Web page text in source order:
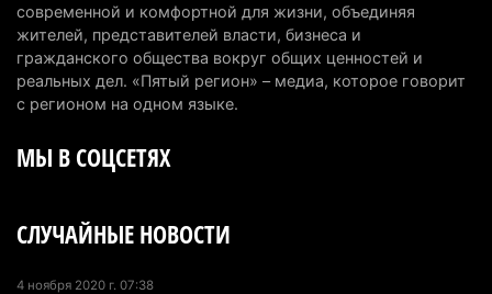
Солдат-срочник выпал из окна четвертого этажа
казармы в Конаеве
3 августа 2026 г. 18:08 166
природу Алматинской области
Кыргызстан обогнал Казахстан по темпам роста
Алматинской области
современной и комфортной для жизни, объединяя
жителей, представителей власти, бизнеса и
гражданского общества вокруг общих ценностей и
реальных дел. «Пятый регион» – медиа, которое говорит
с регионом на одном языке.
МЫ В СОЦСЕТЯХ
СЛУЧАЙНЫЕ НОВОСТИ
4 ноября 2020 г. 07:38